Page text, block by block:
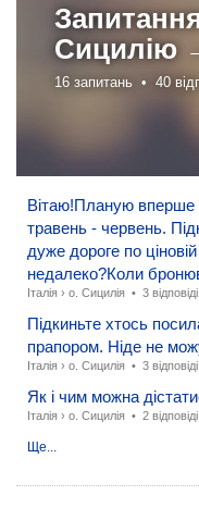
Сицилію
16 запитань • 40
Вітаю!Планую вперше
травень - червень.
дуже дороге по
недалеко?Коли
Італія › о. Сицилія • 3 відповіді
Підкиньте хтось
прапором. Ніде не
Італія › о. Сицилія • 3 відповіді
Як і чим можна
Італія › о. Сицилія • 2 відповіді
Ще...